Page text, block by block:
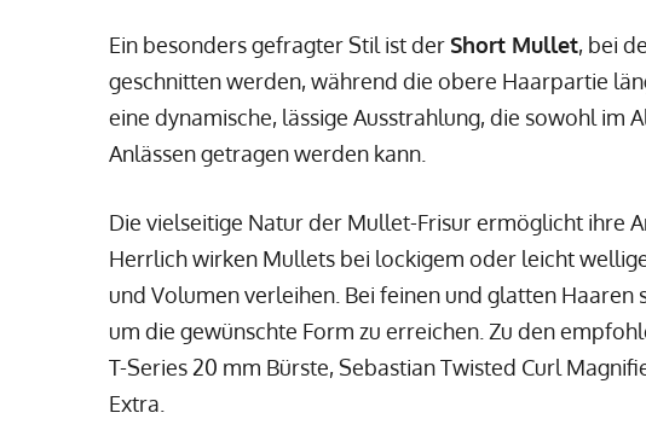
Ein besonders gefragter Stil ist der Short Mullet, bei
geschnitten werden, während die obere Haarpartie
eine dynamische, lässige Ausstrahlung, die sowohl im
Anlässen getragen werden kann.
Die vielseitige Natur der Mullet-Frisur ermöglicht ihre
Herrlich wirken Mullets bei lockigem oder leicht
und Volumen verleihen. Bei feinen und glatten
um die gewünschte Form zu erreichen. Zu den
T-Series 20 mm Bürste, Sebastian Twisted Curl
Extra.